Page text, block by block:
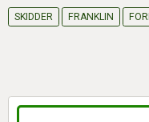
SKIDDER FRANKLIN